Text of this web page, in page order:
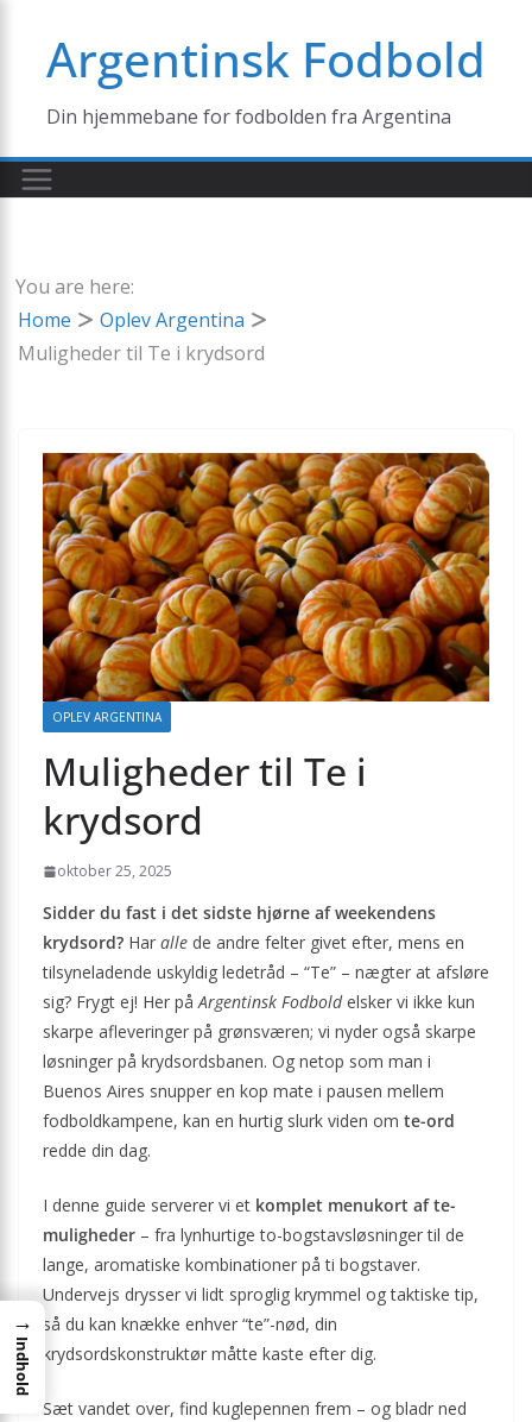
contentArgentinsk Fodbold
Din hjemmebane for fodbolden fra Argentina
You are here:
Home
Oplev Argentina
Muligheder til Te i krydsord
OPLEV ARGENTINA
Muligheder til Te i
krydsord
oktober 25, 2025
Sidder du fast i det sidste hjørne af weekendens
krydsord? Har alle de andre felter givet efter, mens en
tilsyneladende uskyldig ledetråd – “Te” – nægter at afsløre
sig? Frygt ej! Her påArgentinsk Fodboldelsker vi ikke kun
skarpe afleveringer på grønsværen; vi nyder også skarpe
løsninger på krydsordsbanen. Og netop som man i
Buenos Aires snupper en kop mate i pausen mellem
fodboldkampene, kan en hurtig slurk viden om te-ord
redde din dag.
I denne guide serverer vi et komplet menukort af te-
muligheder – fra lynhurtige to-bogstavsløsninger til de
lange, aromatiske kombinationer på ti bogstaver.
Undervejs drysser vi lidt sproglig krymmel og taktiske tip,
så du kan knække enhver “te”-nød, din
krydsordskonstruktør måtte kaste efter dig.
Sæt vandet over, find kuglepennen frem – og bladr ned
→
Indhold